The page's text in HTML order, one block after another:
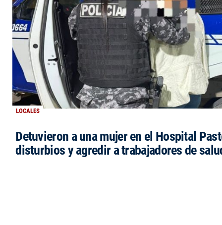
LOCALES
Detuvieron a una mujer en el Hospital
disturbios y agredir a trabajadores de